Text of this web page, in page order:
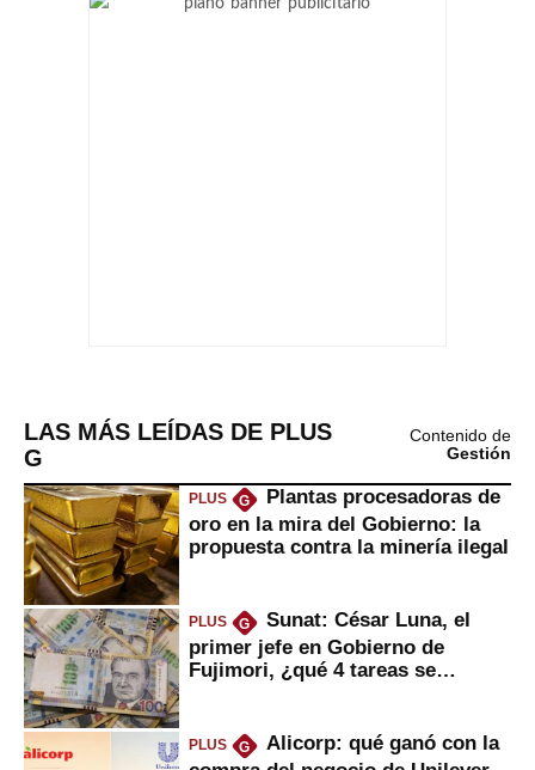
LAS MÁS LEÍDAS DE PLUS
G
Contenido de
Gestión
PLUS G
Plantas procesadoras de
oro en la mira del Gobierno: la
propuesta contra la minería ilegal
PLUS G
Sunat: César Luna, el
primer jefe en Gobierno de
Fujimori, ¿qué 4 tareas se
PLUS G
Alicorp: qué ganó con la